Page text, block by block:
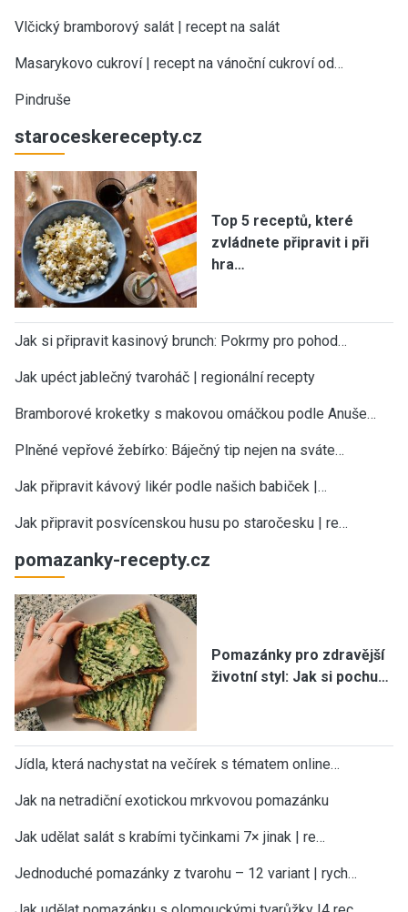
Vlčický bramborový salát | recept na salát
Masarykovo cukroví | recept na vánoční cukroví od…
Pindruše
staroceskerecepty.cz
Top 5 receptů, které
zvládnete připravit i při
hra…
Jak si připravit kasinový brunch: Pokrmy pro pohod…
Jak upéct jablečný tvaroháč | regionální recepty
Bramborové kroketky s makovou omáčkou podle Anuše…
Plněné vepřové žebírko: Báječný tip nejen na sváte…
Jak připravit kávový likér podle našich babiček |…
Jak připravit posvícenskou husu po staročesku | re…
pomazanky-recepty.cz
Pomazánky pro zdravější
životní styl: Jak si pochu…
Jídla, která nachystat na večírek s tématem online…
Jak na netradiční exotickou mrkvovou pomazánku
Jak udělat salát s krabími tyčinkami 7× jinak | re…
Jednoduché pomazánky z tvarohu – 12 variant | rych…